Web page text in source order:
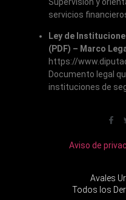
Supervisión y
servicios
Ley de
(PDF) – Marco
https://
Documento legal
instituciones de
Aviso de
Avales
Todos los